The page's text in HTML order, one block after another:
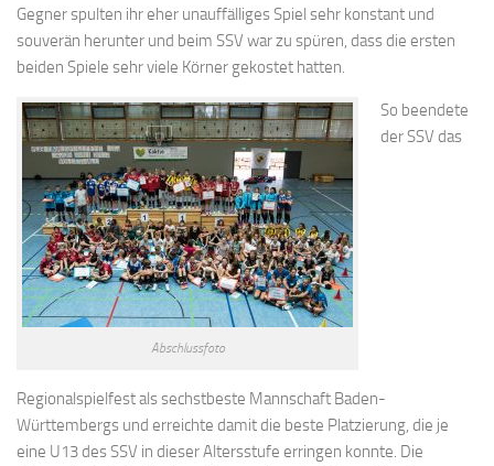
Gegner spulten ihr eher unauffälliges Spiel sehr konstant und
souverän herunter und beim SSV war zu spüren, dass die ersten
beiden Spiele sehr viele Körner gekostet hatten.
Abschlussfoto
So beendete
der SSV das
Regionalspielfest als sechstbeste Mannschaft Baden-
Württembergs und erreichte damit die beste Platzierung, die je
eine U13 des SSV in dieser Altersstufe erringen konnte. Die